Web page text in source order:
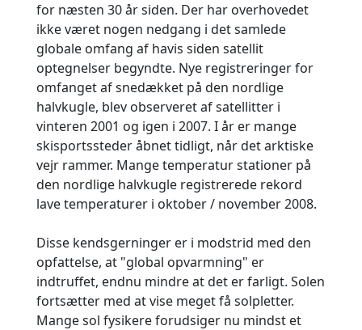
for næsten 30 år siden. Der har overhovedet
ikke været nogen nedgang i det samlede
globale omfang af havis siden satellit
optegnelser begyndte. Nye registreringer for
omfanget af snedækket på den nordlige
halvkugle, blev observeret af satellitter i
vinteren 2001 og igen i 2007. I år er mange
skisportssteder åbnet tidligt, når det arktiske
vejr rammer. Mange temperatur stationer på
den nordlige halvkugle registrerede rekord
lave temperaturer i oktober / november 2008.
Disse kendsgerninger er i modstrid med den
opfattelse, at "global opvarmning" er
indtruffet, endnu mindre at det er farligt. Solen
fortsætter med at vise meget få solpletter.
Mange sol fysikere forudsiger nu mindst et